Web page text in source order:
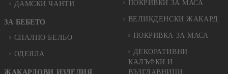
ДАМСКИ ЧАНТИ
ЗА БЕБЕТО
СПАЛНО БЕЛЬО
ОДЕЯЛА
ЖАКАРДОВИ ИЗДЕЛИЯ
ПОКРИВКИ ЗА МАСА
ВЕЛИКДЕНСКИ ЖАКАРД
ПОКРИВКА ЗА МАСА
ДЕКОРАТИВНИ
КАЛЪФКИ И
ВЪЗГЛАВНИЦИ